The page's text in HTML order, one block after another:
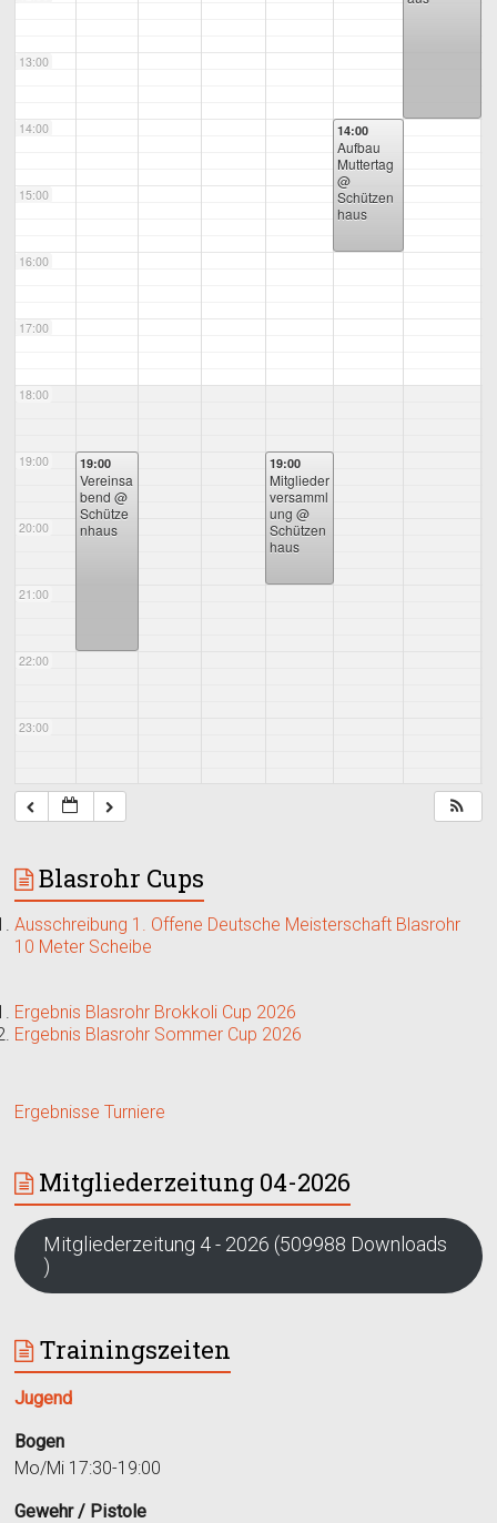
13:00
14:00
15:00
16:00
17:00
18:00
19:00
20:00
21:00
22:00
23:00
19:00
Vereinsa
bend@
Schütze
nhaus
19:00
Mitglieder
versamml
ung@
Schützen
haus
14:00
Aufbau
Muttertag
@
Schützen
haus
Blasrohr Cups
Ausschreibung 1. Offene Deutsche Meisterschaft Blasrohr
10 Meter Scheibe
Ergebnis Blasrohr Brokkoli Cup 2026
Ergebnis Blasrohr Sommer Cup 2026
Ergebnisse Turniere
Mitgliederzeitung 04-2026
Mitgliederzeitung 4 - 2026 (509988 Downloads
)
Trainingszeiten
Jugend
Bogen
Mo/Mi 17:30-19:00
Gewehr / Pistole